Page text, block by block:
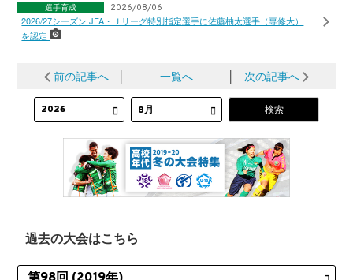
選手育成 2026/08/06
2026/27シーズン JFA・Ｊリーグ特別指定選手に佐藤柚太選手（専修大）
を認定
前の記事へ 一覧へ 次の記事へ
過去の大会はこちら